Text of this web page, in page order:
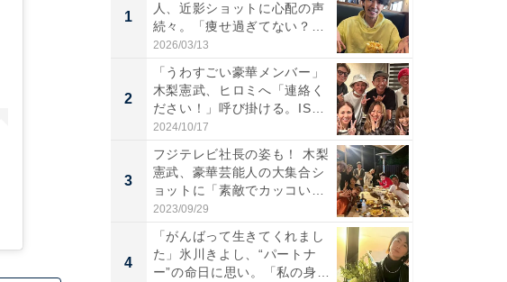
1
人、近影ショットに心配の声
続々。「痩せ過ぎてない？」
「...
2026/03/13
2
「うわすごい豪華メンバー」
木梨憲武、ヒロミへ「連絡く
ださい！」呼び掛ける。IS
S...
2024/10/17
3
フジテレビ社長の姿も！ 木梨
憲武、豪華芸能人の大集合シ
ョットに「素敵でカッコい
い...
2023/09/29
4
「がんばって生きてくれまし
た」氷川きよし、“パートナ
ー”の命日に思い。「私の身